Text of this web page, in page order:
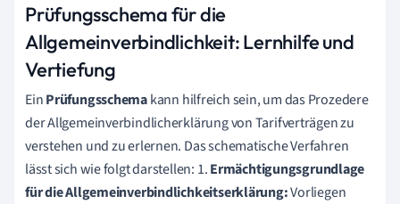
Prüfungsschema für die
Allgemeinverbindlichkeit: Lernhilfe und
Vertiefung
EinPrüfungsschemakann hilfreich sein, um das Prozedere
der Allgemeinverbindlicherklärung von Tarifverträgen zu
verstehen und zu erlernen. Das schematische Verfahren
lässt sich wie folgt darstellen: 1.Ermächtigungsgrundlage
für die Allgemeinverbindlichkeitserklärung:Vorliegen